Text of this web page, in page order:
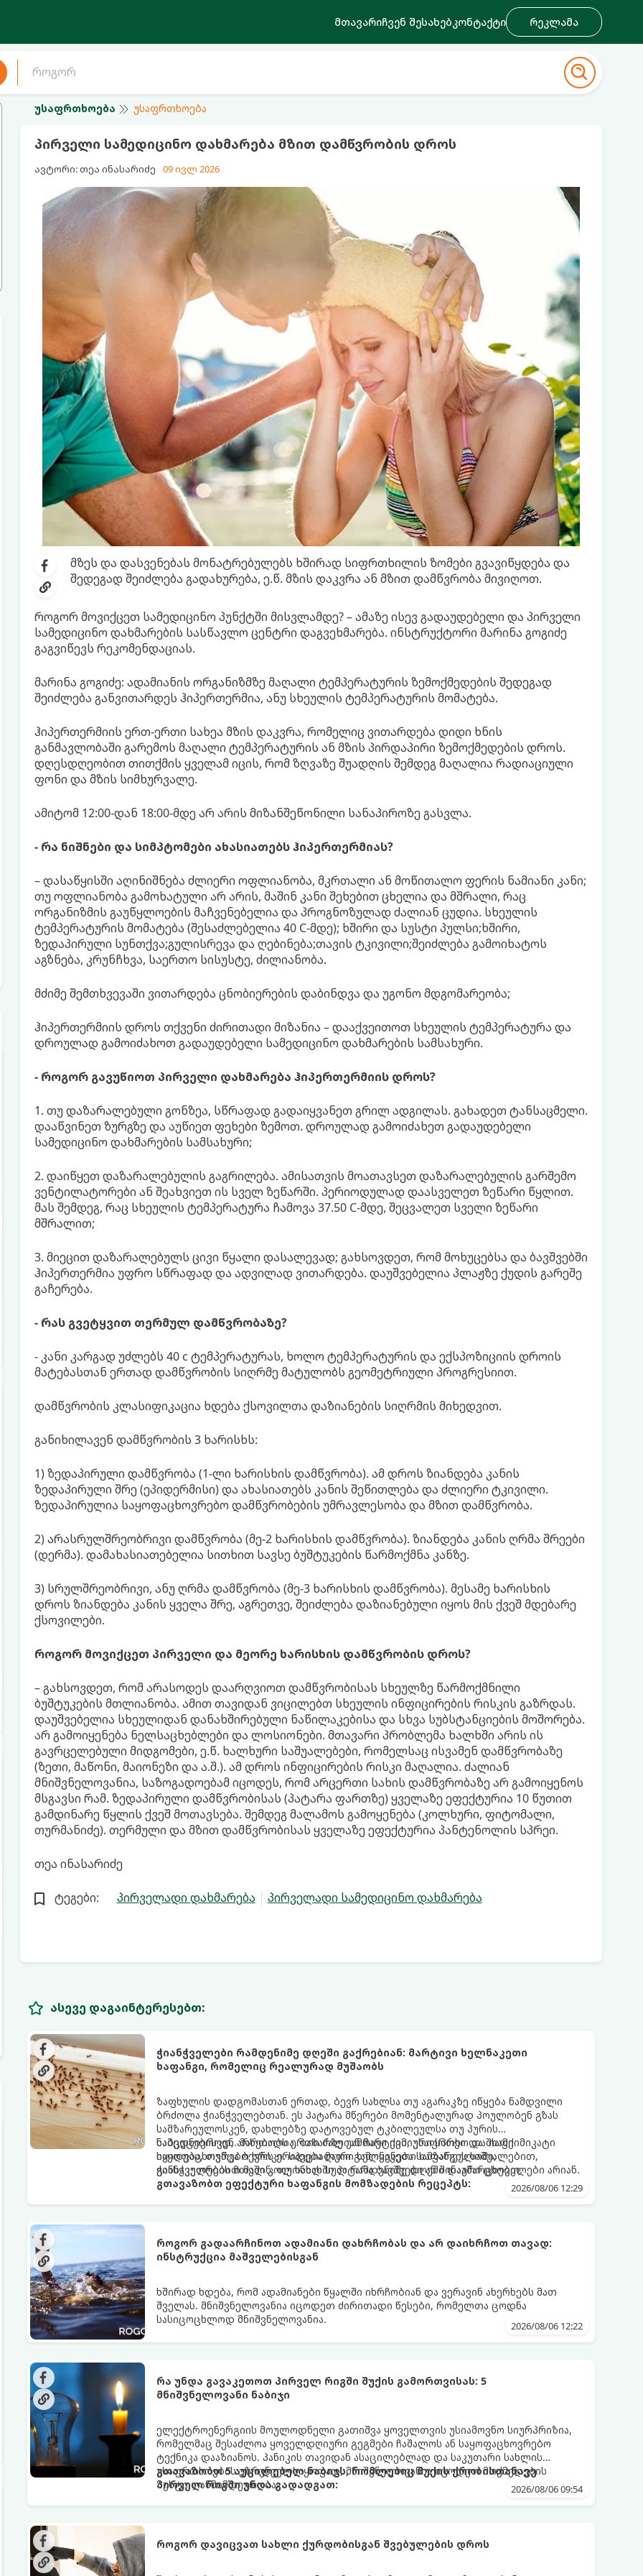
მთავარიჩვენ შესახებკონტაქტი რეკლამა
უსაფრთხოება უსაფრთხოება
პირველი სამედიცინო დახმარება მზით დამწვრობის დროს
ავტორი: თეა ინასარიძე 09 ივლ 2026
მზეს და დასვენებას მონატრებულებს ხშირად სიფრთხილის ზომები გვავიწყდება და
შედეგად შეიძლება გადახურება, ე.წ. მზის დაკვრა ან მზით დამწვრობა მივიღოთ.
როგორ მოვიქცეთ სამედიცინო პუნქტში მისვლამდე? – ამაზე ისევ გადაუდებელი და პირველი
სამედიცინო დახმარების სასწავლო ცენტრი დაგვეხმარება. ინსტრუქტორი მარინა გოგიძე
გაგვიწევს რეკომენდაციას.
მარინა გოგიძე: ადამიანის ორგანიზმზე მაღალი ტემპერატურის ზემოქმედების შედეგად
შეიძლება განვითარდეს ჰიპერთერმია, ანუ სხეულის ტემპერატურის მომატება.
ჰიპერთერმიის ერთ-ერთი სახეა მზის დაკვრა, რომელიც ვითარდება დიდი ხნის
განმავლობაში გარემოს მაღალი ტემპერატურის ან მზის პირდაპირი ზემოქმედების დროს.
დღესდღეობით თითქმის ყველამ იცის, რომ ზღვაზე შუადღის შემდეგ მაღალია რადიაციული
ფონი და მზის სიმხურვალე.
ამიტომ 12:00-დან 18:00-მდე არ არის მიზანშეწონილი სანაპიროზე გასვლა.
- რა ნიშნები და სიმპტომები ახასიათებს ჰიპერთერმიას?
– დასაწყისში აღინიშნება ძლიერი ოფლიანობა, მკრთალი ან მოწითალო ფერის ნამიანი კანი;
თუ ოფლიანობა გამოხატული არ არის, მაშინ კანი შეხებით ცხელია და მშრალი, რაც
ორგანიზმის გაუწყლოების მაჩვენებელია და პროგნოზულად ძალიან ცუდია. სხეულის
ტემპერატურის მომატება (შესაძლებელია 40 C-მდე); ხშირი და სუსტი პულსი;ხშირი,
ზედაპირული სუნთქვა;გულისრევა და ღებინება;თავის ტკივილი;შეიძლება გამოიხატოს
აგზნება, კრუნჩხვა, საერთო სისუსტე, ძილიანობა.
მძიმე შემთხვევაში ვითარდება ცნობიერების დაბინდვა და უგონო მდგომარეობა;
ჰიპერთერმიის დროს თქვენი ძირითადი მიზანია – დააქვეითოთ სხეულის ტემპერატურა და
დროულად გამოიძახოთ გადაუდებელი სამედიცინო დახმარების სამსახური.
- როგორ გავუწიოთ პირველი დახმარება ჰიპერთერმიის დროს?
1. თუ დაზარალებული გონზეა, სწრაფად გადაიყვანეთ გრილ ადგილას. გახადეთ ტანსაცმელი.
დააწვინეთ ზურგზე და აუწიეთ ფეხები ზემოთ. დროულად გამოიძახეთ გადაუდებელი
სამედიცინო დახმარების სამსახური;
2. დაიწყეთ დაზარალებულის გაგრილება. ამისათვის მოათავსეთ დაზარალებულის გარშემო
ვენტილატორები ან შეახვიეთ ის სველ ზეწარში. პერიოდულად დაასველეთ ზეწარი წყლით.
მას შემდეგ, რაც სხეულის ტემპერატურა ჩამოვა 37.50 C-მდე, შეცვალეთ სველი ზეწარი
მშრალით;
3. მიეცით დაზარალებულს ცივი წყალი დასალევად; გახსოვდეთ, რომ მოხუცებსა და ბავშვებში
ჰიპერთერმია უფრო სწრაფად და ადვილად ვითარდება. დაუშვებელია პლაჟზე ქუდის გარეშე
გაჩერება.
- რას გვეტყვით თერმულ დამწვრობაზე?
- კანი კარგად უძლებს 40 c ტემპერატურას, ხოლო ტემპერატურის და ექსპოზიციის დროის
მატებასთან ერთად დამწვრობის სიღრმე მატულობს გეომეტრიული პროგრესიით.
დამწვრობის კლასიფიკაცია ხდება ქსოვილთა დაზიანების სიღრმის მიხედვით.
განიხილავენ დამწვრობის 3 ხარისხს:
1) ზედაპირული დამწვრობა (1-ლი ხარისხის დამწვრობა). ამ დროს ზიანდება კანის
ზედაპირული შრე (ეპიდერმისი) და ახასიათებს კანის შეწითლება და ძლიერი ტკივილი.
ზედაპირულია საყოფაცხოვრებო დამწვრობების უმრავლესობა და მზით დამწვრობა.
2) არასრულშრეობრივი დამწვრობა (მე-2 ხარისხის დამწვრობა). ზიანდება კანის ღრმა შრეები
(დერმა). დამახასიათებელია სითხით სავსე ბუშტუკების წარმოქმნა კანზე.
3) სრულშრეობრივი, ანუ ღრმა დამწვრობა (მე-3 ხარისხის დამწვრობა). მესამე ხარისხის
დროს ზიანდება კანის ყველა შრე, აგრეთვე, შეიძლება დაზიანებული იყოს მის ქვეშ მდებარე
ქსოვილები.
როგორ მოვიქცეთ პირველი და მეორე ხარისხის დამწვრობის დროს?
– გახსოვდეთ, რომ არასოდეს დაარღვიოთ დამწვრობისას სხეულზე წარმოქმნილი
ბუშტუკების მთლიანობა. ამით თავიდან ვიცილებთ სხეულის ინფიცირების რისკის გაზრდას.
დაუშვებელია სხეულიდან დანახშირებული ნაწილაკებისა და სხვა სუბსტანციების მოშორება.
არ გამოიყენება ნელსაცხებლები და ლოსიონები. მთავარი პრობლემა ხალხში არის ის
გავრცელებული მიდგომები, ე.წ. ხალხური საშუალებები, რომელსაც ისვამენ დამწვრობაზე
(ზეთი, მაწონი, მაიონეზი და ა.შ.). ამ დროს ინფიცირების რისკი მაღალია. ძალიან
მნიშვნელოვანია, საზოგადოებამ იცოდეს, რომ არცერთი სახის დამწვრობაზე არ გამოიყენოს
მსგავსი რამ. ზედაპირული დამწვრობისას (პატარა ფართზე) ყველაზე ეფექტურია 10 წუთით
გამდინარე წყლის ქვეშ მოთავსება. შემდეგ მალამოს გამოყენება (კოლხური, ფიტომალი,
თურმანიძე). თერმული და მზით დამწვრობისას ყველაზე ეფექტურია პანტენოლის სპრეი.
თეა ინასარიძე
ტეგები: პირველადი დახმარება პირველადი სამედიცინო დახმარება
ასევე დაგაინტერესებთ:
ჭიანჭველები რამდენიმე დღეში გაქრებიან: მარტივი ხელნაკეთი
ხაფანგი, რომელიც რეალურად მუშაობს
ზაფხულის დადგომასთან ერთად, ბევრ სახლსა თუ აგარაკზე იწყება ნამდვილი
ბრძოლა ჭიანჭველებთან. ეს პატარა მწერები მომენტალურად პოულობენ გზას
სამზარეულოსკენ, დახლებზე დატოვებულ ტკბილეულსა თუ პურის
ნამცეცებისკენ. მართალია, ბაზარზე უამრავი ქიმიური სპრეი და შხამქიმიკატი
იყიდება, თუმცა ბევრს ერიდება მათი გამოყენება სამზარეულოში,
განსაკუთრებით მაშინ, თუ სახლში პატარა ბავშვები ან შინაური ცხოველები არიან.
საბედნიეროდ, არსებობს ერთი ძალიან მარტივი, უსაფრთხო და იაფი
საყოფაცხოვრებო ხრიკი. სპეციალური ხელნაკეთი ხაფანგის საშუალებით,
ჭიანჭველების მთელ კოლონიას სულ რამდენიმე დღეში დაამარცხებთ.
გთავაზობთ ეფექტური ხაფანგის მომზადების რეცეპტს:
2026/08/06 12:29
როგორ გადაარჩინოთ ადამიანი დახრჩობას და არ დაიხრჩოთ თავად:
ინსტრუქცია მაშველებისგან
ხშირად ხდება, რომ ადამიანები წყალში იხრჩობიან და ვერავინ ახერხებს მათ
შველას. მნიშვნელოვანია იცოდეთ ძირითადი წესები, რომელთა ცოდნა
სასიცოცხლოდ მნიშვნელოვანია.
2026/08/06 12:22
რა უნდა გავაკეთოთ პირველ რიგში შუქის გამორთვისას: 5
მნიშვნელოვანი ნაბიჯი
ელექტროენერგიის მოულოდნელი გათიშვა ყოველთვის უსიამოვნო სიურპრიზია,
რომელმაც შესაძლოა ყოველდღიური გეგმები ჩაშალოს ან საყოფაცხოვრებო
ტექნიკა დააზიანოს. პანიკის თავიდან ასაცილებლად და საკუთარი სახლის
უსაფრთხოების უზრუნველსაყოფად, მნიშვნელოვანია იცოდეთ მოქმედების
ზუსტი თანმიმდევრობა.
გთავაზობთ 5 აუცილებელ ნაბიჯს, რომლებიც შუქის ქრობისთანავე
პირველ რიგში უნდა გადადგათ:
2026/08/06 09:54
როგორ დავიცვათ სახლი ქურდობისგან შვებულების დროს